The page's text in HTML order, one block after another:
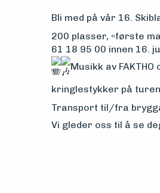
Bli med på vår 16.
200 plasser, «første
61 18 95 00 innen 16.
Musikk av
kringlestykker på
Transport til/fra
Vi gleder oss til å se